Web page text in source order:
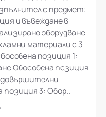
ЕООД обявява
с предмет:
и въвеждане в
оборудване
материали с 3
позиция 1:
Обособена позиция
довършителни
позиция 3: Обор..